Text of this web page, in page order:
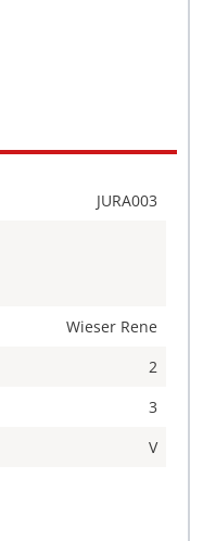
JURA003
Wieser Rene
2
3
V